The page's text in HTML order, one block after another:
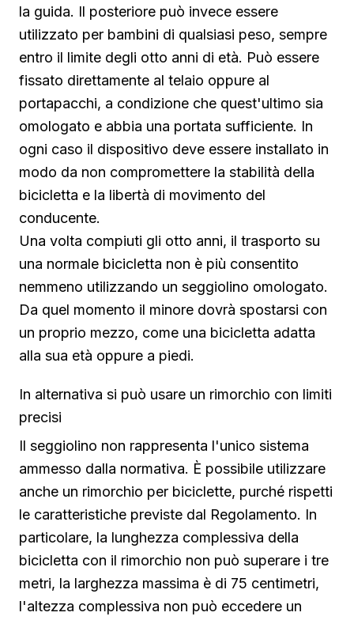
la guida. Il posteriore può invece essere
utilizzato per bambini di qualsiasi peso, sempre
entro il limite degli otto anni di età. Può essere
fissato direttamente al telaio oppure al
portapacchi, a condizione che quest'ultimo sia
omologato e abbia una portata sufficiente. In
ogni caso il dispositivo deve essere installato in
modo da non compromettere la stabilità della
bicicletta e la libertà di movimento del
conducente.
Una volta compiuti gli otto anni, il trasporto su
una normale bicicletta non è più consentito
nemmeno utilizzando un seggiolino omologato.
Da quel momento il minore dovrà spostarsi con
un proprio mezzo, come una bicicletta adatta
alla sua età oppure a piedi.
In alternativa si può usare un rimorchio con limiti
precisi
Il seggiolino non rappresenta l'unico sistema
ammesso dalla normativa. È possibile utilizzare
anche un rimorchio per biciclette, purché rispetti
le caratteristiche previste dal Regolamento. In
particolare, la lunghezza complessiva della
bicicletta con il rimorchio non può superare i tre
metri, la larghezza massima è di 75 centimetri,
l'altezza complessiva non può eccedere un